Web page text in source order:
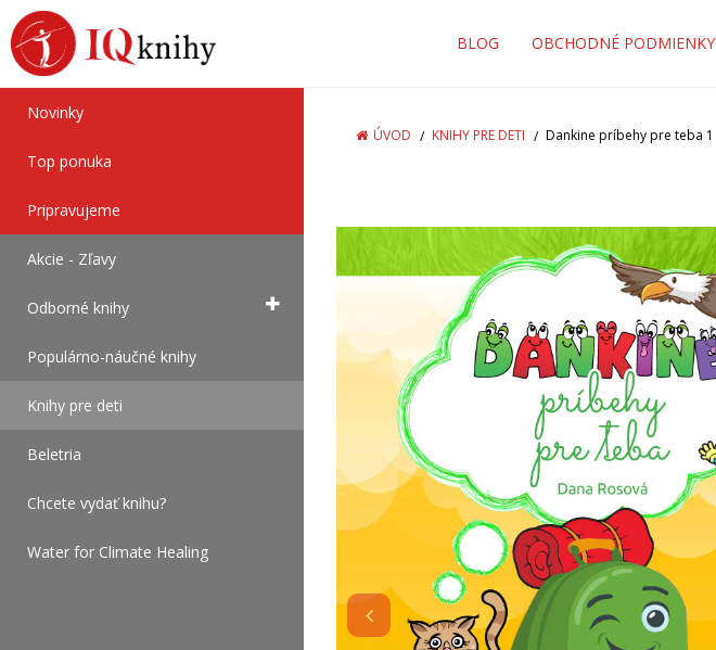
BLOG OBCHODNÉ PODMIENKY
Novinky
Top ponuka
Pripravujeme
Akcie - Zľavy
Odborné knihy
Populárno-náučné knihy
Knihy pre deti
Beletria
Chcete vydať knihu?
Water for Climate Healing
ÚVOD KNIHY PRE DETI Dankine príbehy pre teba 1